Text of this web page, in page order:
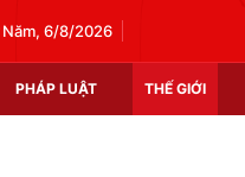
Năm, 6/8/2026
PHÁP LUẬT THẾ GIỚI